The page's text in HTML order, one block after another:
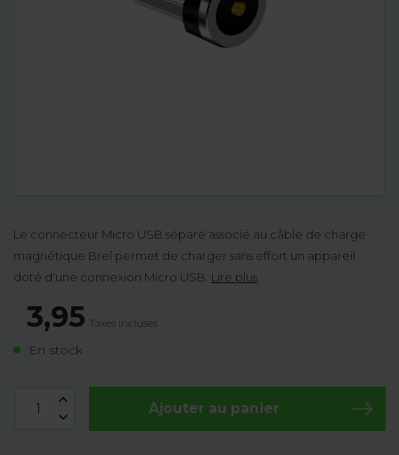
Le connecteur Micro USB séparé associé au câble de charge
magnétique Brel permet de charger sans effort un appareil
doté d'une connexion Micro USB. Lire plus
3,95 Taxes incluses
En stock
Ajouter au panier